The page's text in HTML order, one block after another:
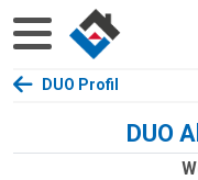
DUO Profil
DUO